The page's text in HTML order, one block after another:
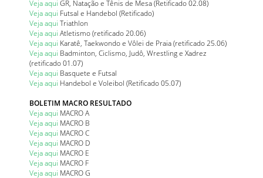
Veja aqui GR, Natação e Tênis de Mesa (Retificado 02.08)
Veja aqui Futsal e Handebol (Retificado)
Veja aqui Triathlon
Veja aqui Atletismo (retificado 20.06)
Veja aqui Karatê, Taekwondo e Vôlei de Praia (retificado 25.06)
Veja aqui Badminton, Ciclismo, Judô, Wrestling e Xadrez
(retificado 01.07)
Veja aqui Basquete e Futsal
Veja aqui Handebol e Voleibol (Retificado 05.07)
BOLETIM MACRO RESULTADO
Veja aqui MACRO A
Veja aqui MACRO B
Veja aqui MACRO C
Veja aqui MACRO D
Veja aqui MACRO E
Veja aqui MACRO F
Veja aqui MACRO G